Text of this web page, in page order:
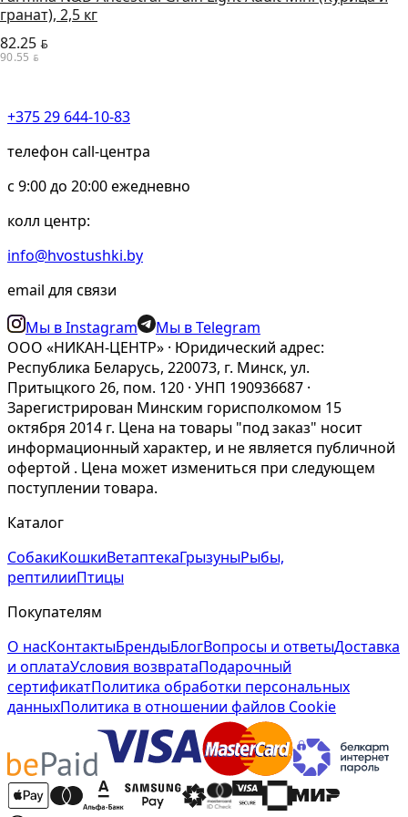
гранат), 2,5 кг
82.25 BYN
90.55 BYN
+375 29 644-10-83
телефон call-центра
c 9:00 до 20:00 ежедневно
колл центр:
info@hvostushki.by
email для связи
Мы в Instagram
Мы в Telegram
ООО «НИКАН-ЦЕНТР» · Юридический адрес:
Республика Беларусь, 220073, г. Минск, ул.
Притыцкого 26, пом. 120 · УНП 190936687 ·
Зарегистрирован Минским горисполкомом 15
октября 2014 г. Цена на товары "под заказ" носит
информационный характер, и не является публичной
офертой . Цена может измениться при следующем
поступлении товара.
Каталог
СобакиКошкиВетаптекаГрызуныРыбы,
рептилииПтицы
Покупателям
О насКонтактыБрендыБлогВопросы и ответыДоставка
и оплатаУсловия возвратаПодарочный
сертификатПолитика обработки персональных
данныхПолитика в отношении файлов Cookie